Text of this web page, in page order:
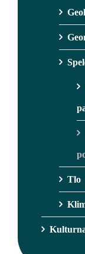
Tlo